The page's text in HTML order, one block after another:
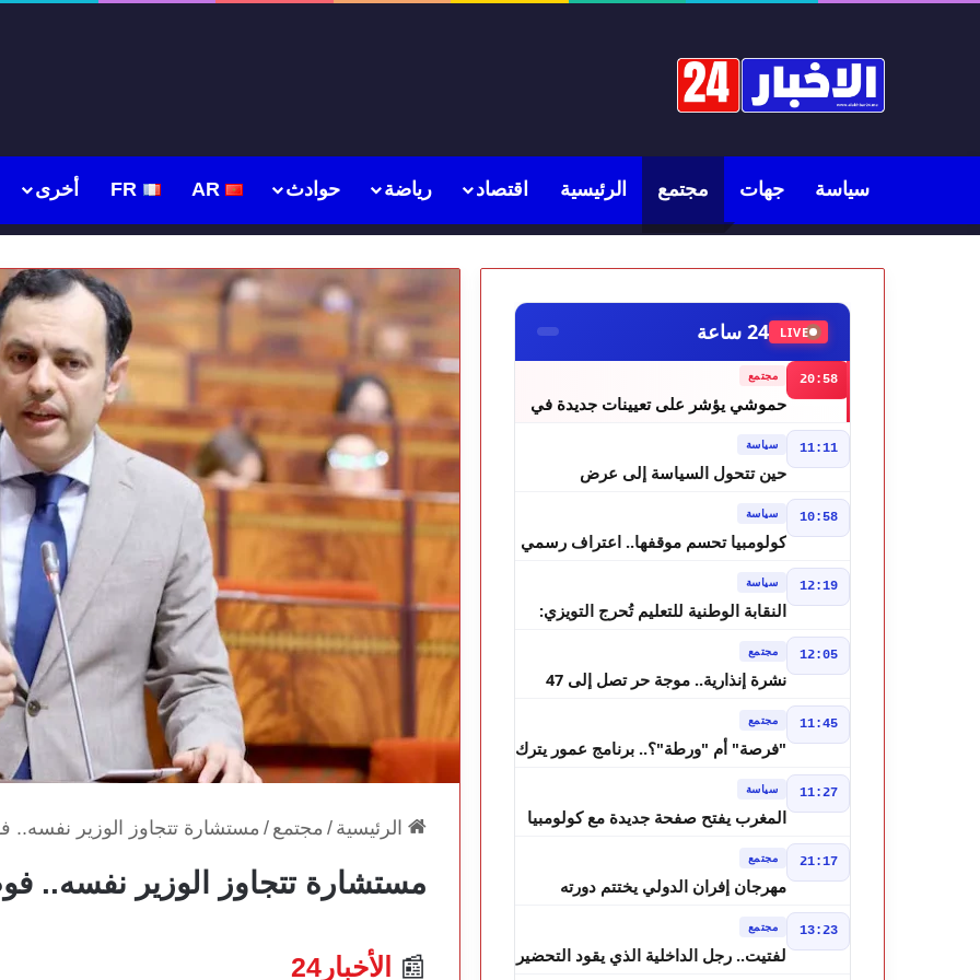
سياسة جهات مجتمع الرئيسية اقتصاد رياضة حوادث AR
FR أخرى
الرئيسية / مجتمع / مستشارة تتجاوز الوزير
مستشارة تتجاوز الوزير نفسه..
📰
الأخبار24
LIVE 24 ساعة
20:58 مجتمع
حموشي يؤشر على تعيينات جديدة في
المملكة
11:11 سياسة
حين تتحول السياسة إلى عرض
التعليقات الساخرة
10:58 سياسة
كولومبيا تحسم موقفها.. اعتراف رسمي
12:19 سياسة
النقابة الوطنية للتعليم تُحرج التويزي:
12:05 مجتمع
نشرة إنذارية.. موجة حر تصل إلى 47
بالمغرب
11:45 مجتمع
"فرصة" أم "ورطة"؟.. برنامج عمور يترك
11:27 سياسة
المغرب يفتح صفحة جديدة مع كولومبيا
21:17 مجتمع
مهرجان إفران الدولي يختتم دورته
تخطف الأضواء
13:23 مجتمع
لفتيت.. رجل الداخلية الذي يقود التحضير